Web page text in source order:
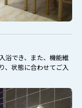
浴でき、また、機能維
、状態に合わせてご入